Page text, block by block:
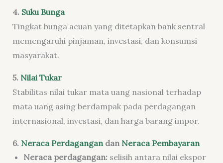
4. Suku Bunga
Tingkat bunga acuan yang ditetapkan bank sentral
memengaruhi pinjaman, investasi, dan konsumsi
masyarakat.
5. Nilai Tukar
Stabilitas nilai tukar mata uang nasional terhadap
mata uang asing berdampak pada perdagangan
internasional, investasi, dan harga barang impor.
6. Neraca Perdagangandan Neraca Pembayaran
Neraca perdagangan:selisih antara nilai ekspor